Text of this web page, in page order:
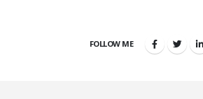
FOLLOW ME